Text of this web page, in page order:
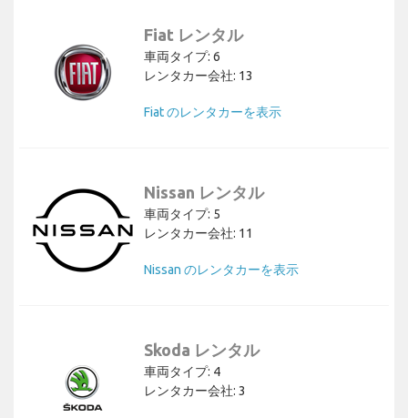
Fiat レンタル
車両タイプ: 6
レンタカー会社: 13
Fiat のレンタカーを表示
Nissan レンタル
車両タイプ: 5
レンタカー会社: 11
Nissan のレンタカーを表示
Skoda レンタル
車両タイプ: 4
レンタカー会社: 3